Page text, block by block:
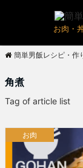
お肉・
簡単男飯レシピ・作
角煮
Tag of article list
お肉